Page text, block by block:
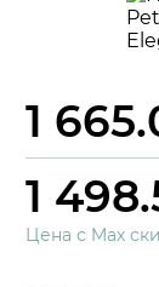
1
1
Цена с Max